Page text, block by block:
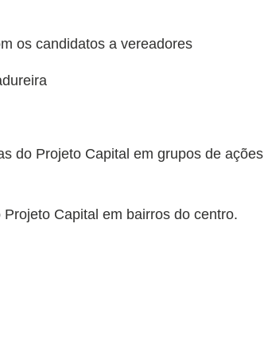
os candidatos a vereadores
do Projeto Capital em grupos de ações
Capital em bairros do centro.